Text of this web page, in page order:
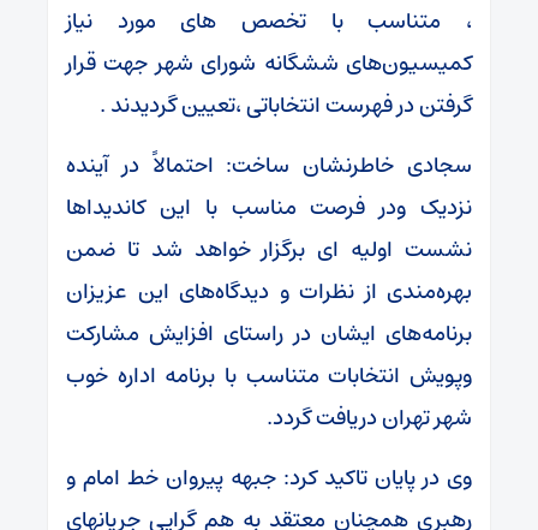
، متناسب با تخصص های مورد نیاز
کمیسیون‌های ششگانه شورای شهر جهت قرار
گرفتن در فهرست انتخاباتی ،تعیین گردیدند .
سجادی خاطرنشان ساخت: احتمالاً در آینده
نزدیک ودر فرصت مناسب با این کاندیداها
نشست اولیه ای برگزار خواهد شد تا ضمن
بهره‌مندی از نظرات و دیدگاه‌های این عزیزان
برنامه‌های ایشان در راستای افزایش مشارکت
وپویش انتخابات متناسب با برنامه اداره خوب
شهر تهران دریافت گردد.
وی در پایان تاکید کرد: جبهه پیروان خط امام و
رهبری همچنان معتقد به هم گرایی جریانهای